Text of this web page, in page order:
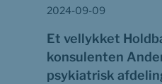
2024-09-09
Et vellykket
konsulenten
psykiatrisk